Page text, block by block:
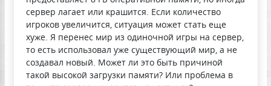
сервер лагает или крашится. Если количество
игроков увеличится, ситуация может стать еще
хуже. Я перенес мир из одиночной игры на сервер,
то есть использовал уже существующий мир, а не
создавал новый. Может ли это быть причиной
такой высокой загрузки памяти? Или проблема в